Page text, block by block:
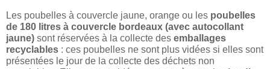
Les poubelles à couvercle jaune, orange ou les poubelles
de 180 litres à couvercle bordeaux (avec autocollant
jaune) sont réservées à la collecte des emballages
recyclables : ces poubelles ne sont plus vidées si elles sont
présentées le jour de la collecte des déchets non